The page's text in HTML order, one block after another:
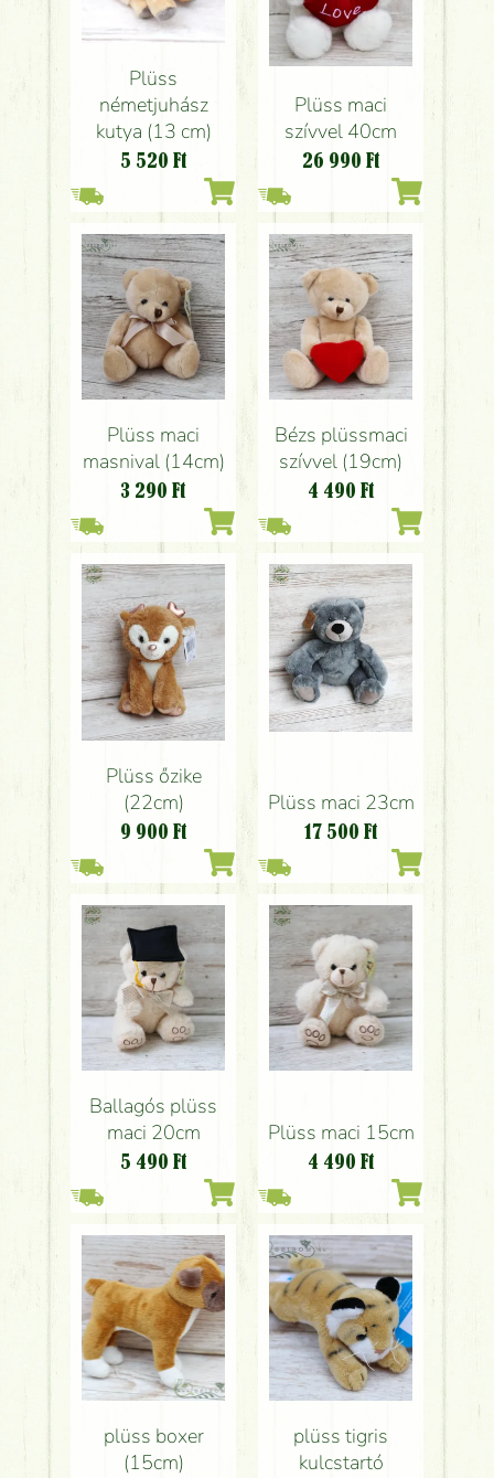
Plüss
németjuhász
kutya (13 cm)
5 520 Ft
Plüss maci
szívvel 40cm
26 990 Ft
Plüss maci
masnival (14cm)
3 290 Ft
Bézs plüssmaci
szívvel (19cm)
4 490 Ft
Plüss őzike
(22cm)
9 900 Ft
Plüss maci 23cm
17 500 Ft
Ballagós plüss
maci 20cm
5 490 Ft
Plüss maci 15cm
4 490 Ft
plüss boxer
(15cm)
plüss tigris
kulcstartó